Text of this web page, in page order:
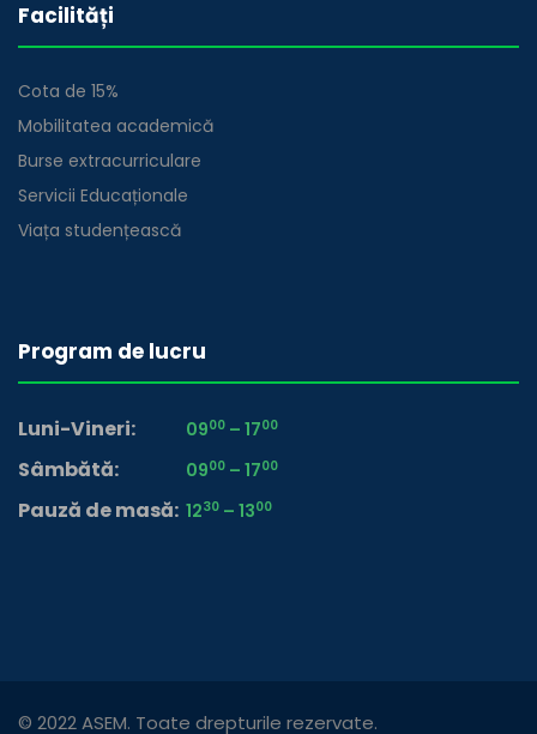
Facilități
Cota de 15%
Mobilitatea academică
Burse extracurriculare
Servicii Educaționale
Viața studențească
Program de lucru
Luni-Vineri 0900 – 1700
Sâmbătă 0900 – 1700
Pauză de masă 1230 – 1300
© 2022 ASEM. Toate drepturile rezervate.